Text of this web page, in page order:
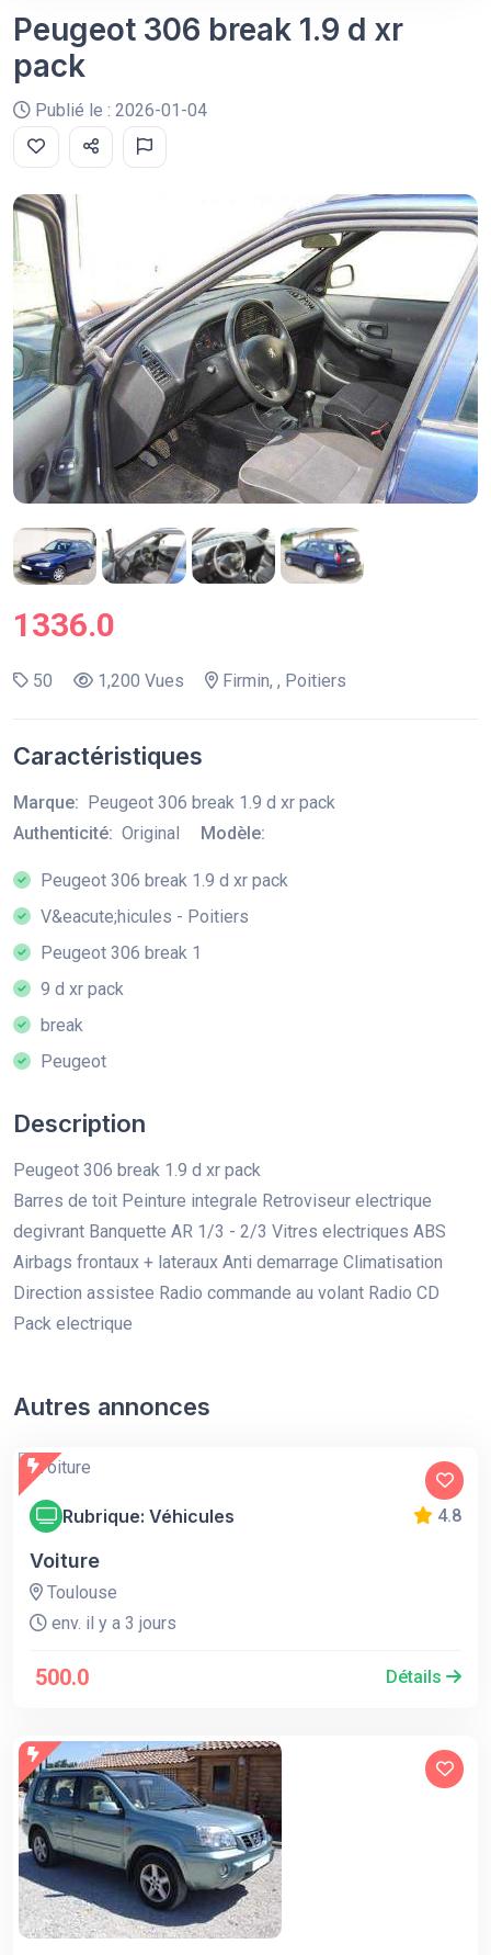
Peugeot 306 break 1.9 d xr
pack
Publié le : 2026-01-04
1336.0
50 1,200 Vues Firmin, , Poitiers
Caractéristiques
Marque: Peugeot 306 break 1.9 d xr pack
Authenticité: Original Modèle:
Peugeot 306 break 1.9 d xr pack
V&eacute;hicules - Poitiers
Peugeot 306 break 1
9 d xr pack
break
Peugeot
Description
Peugeot 306 break 1.9 d xr pack
Barres de toit Peinture integrale Retroviseur electrique
degivrant Banquette AR 1/3 - 2/3 Vitres electriques ABS
Airbags frontaux + lateraux Anti demarrage Climatisation
Direction assistee Radio commande au volant Radio CD
Pack electrique
Autres annonces
Rubrique: Véhicules 4.8
Voiture
Toulouse
env. il y a 3 jours
500.0 Détails